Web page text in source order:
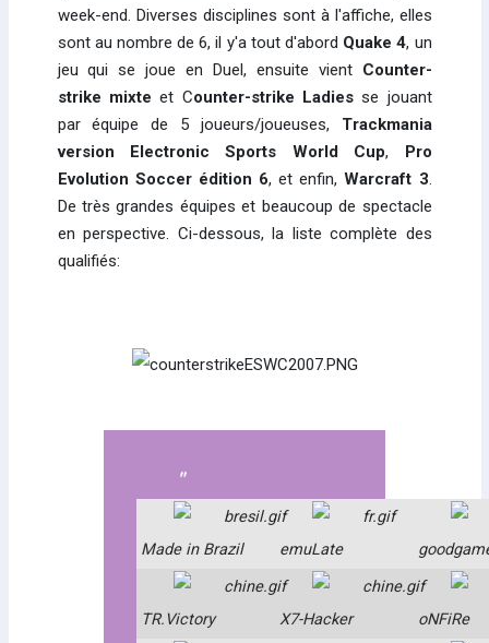
week-end. Diverses disciplines sont à l'affiche, elles
sont au nombre de 6, il y'a tout d'abord Quake 4, un
jeu qui se joue en Duel, ensuite vient Counter-
strike mixte et Counter-strike Ladiesse jouant
par équipe de 5 joueurs/joueuses, Trackmania
version Electronic Sports World Cup,
Pro
Evolution Soccer édition 6, et enfin,Warcraft 3.
De très grandes équipes et beaucoup de spectacle
en perspective. Ci-dessous, la liste complète des
qualifiés:
Made in Brazil emuLate
TR.Victory X7-Hacker oNFiRe